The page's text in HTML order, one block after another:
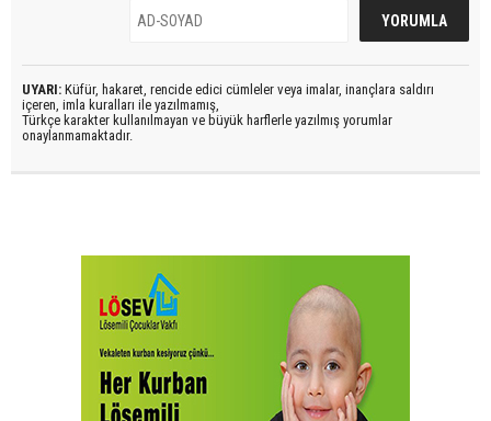
UYARI: Küfür, hakaret, rencide edici cümleler veya imalar, inançlara saldırı
içeren, imla kuralları ile yazılmamış,
Türkçe karakter kullanılmayan ve büyük harflerle yazılmış yorumlar
onaylanmamaktadır.